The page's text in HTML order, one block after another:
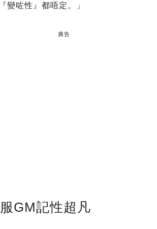
變咗性』都唔定。」
廣告
GM記性超凡